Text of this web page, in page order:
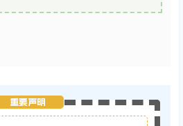
重要声明